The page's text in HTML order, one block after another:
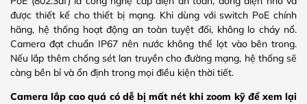
được thiết kế cho thiết bị mạng. Khi dùng với switch PoE chính
hãng, hệ thống hoạt động an toàn tuyệt đối, không lo cháy nổ.
Camera đạt chuẩn IP67 nên nước không thể lọt vào bên trong.
Nếu lắp thêm chống sét lan truyền cho đường mạng, hệ thống sẽ
càng bền bỉ và ổn định trong mọi điều kiện thời tiết.
Camera lắp cao quá có dễ bị mất nét khi zoom kỹ để xem lại